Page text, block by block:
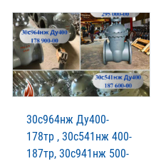
30с964нж Ду400-
178тр , 30с541нж 400-
187тр, 30с941нж 500-